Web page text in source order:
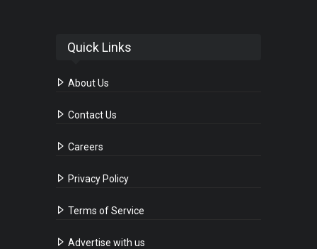
Quick Links
About Us
Contact Us
Careers
Privacy Policy
Terms of Service
Advertise with us